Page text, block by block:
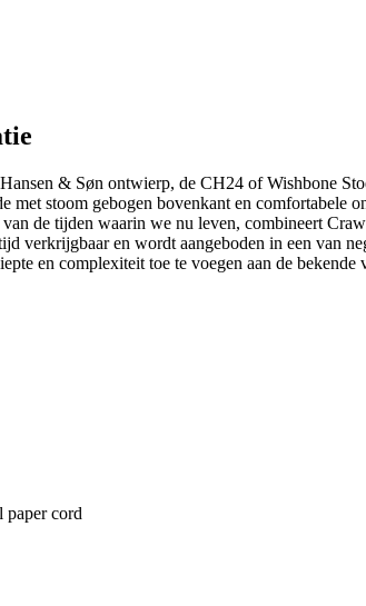
& Søn ontwierp, de CH24 of Wishbone
stoom gebogen bovenkant en comfortabele
de tijden waarin we nu leven, combineert
verkrijgbaar en wordt aangeboden in een van
en complexiteit toe te voegen aan de
paper cord